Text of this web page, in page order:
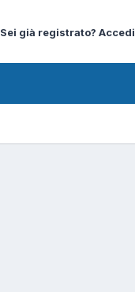
Sei già registrato? Accedi